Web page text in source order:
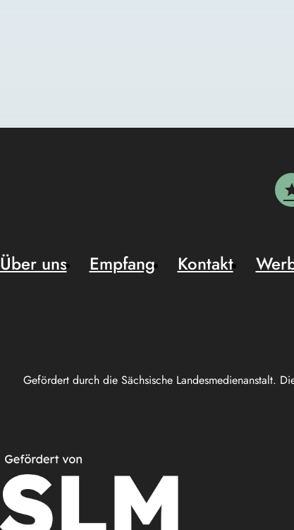
Gefördert durch die Sächsische Landesmedienanstalt.
Über uns Empfang Kontakt